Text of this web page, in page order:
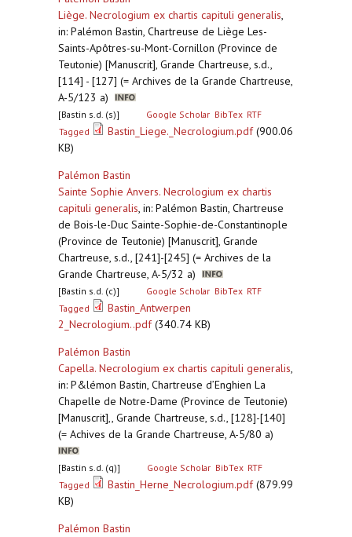
Liège. Necrologium ex chartis capituli generalis,
in: Palémon Bastin, Chartreuse de Liège Les-
Saints-Apôtres-su-Mont-Cornillon (Province de
Teutonie) [Manuscrit], Grande Chartreuse, s.d.,
[114] - [127] (= Archives de la Grande Chartreuse,
A-5/123 a)
[Bastin s.d. (s)] Google Scholar BibTex RTF
Tagged
Bastin_Liege._Necrologium.pdf(900.06
KB)
Palémon Bastin
Sainte Sophie Anvers. Necrologium ex chartis
capituli generalis, in: Palémon Bastin, Chartreuse
de Bois-le-Duc Sainte-Sophie-de-Constantinople
(Province de Teutonie) [Manuscrit], Grande
Chartreuse, s.d., [241]-[245] (= Archives de la
Grande Chartreuse, A-5/32 a)
[Bastin s.d. (c)] Google Scholar BibTex RTF
Tagged
Bastin_Antwerpen
2_Necrologium..pdf(340.74 KB)
Palémon Bastin
Capella. Necrologium ex chartis capituli generalis,
in: P&lémon Bastin, Chartreuse d’Enghien La
Chapelle de Notre-Dame (Province de Teutonie)
[Manuscrit],, Grande Chartreuse, s.d., [128]-[140]
(= Achives de la Grande Chartreuse, A-5/80 a)
[Bastin s.d. (q)] Google Scholar BibTex RTF
Tagged
Bastin_Herne_Necrologium.pdf(879.99
KB)
Palémon Bastin